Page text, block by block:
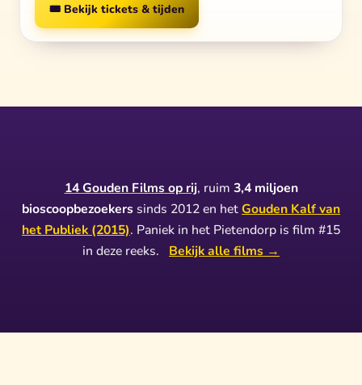
🎟️ Bekijk tickets & tijden
14 Gouden Films op rij, ruim 3,4 miljoen
bioscoopbezoekers sinds 2012 en hetGouden Kalf van
het Publiek (2015). Paniek in het Pietendorp is film #15
in deze reeks.
Bekijk alle films →